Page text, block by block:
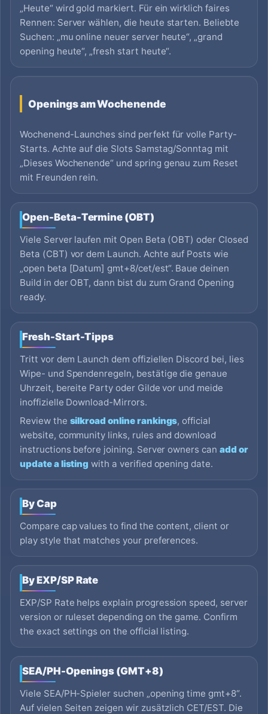
„Heute“ wird gold markiert. Für ein wirklich faires
Rennen: Server wählen, die heute starten. Beliebte
Suchen: „mu online neuer server heute“, „grand
opening heute“, „fresh start heute“.
Openings am Wochenende
Wochenend-Launches sind perfekt für volle Party-
Starts. Achte auf die Slots Samstag/Sonntag mit
„Dieses Wochenende“ und spring genau zum Reset
mit Freunden rein.
Open-Beta-Termine (OBT)
Viele Server laufen mit Open Beta (OBT) oder Closed
Beta (CBT) vor dem Launch. Achte auf Posts wie
„open beta [Datum] gmt+8/cet/est“. Baue deinen
Build in der OBT, dann bist du zum Grand Opening
ready.
Fresh-Start-Tipps
Tritt vor dem Launch dem offiziellen Discord bei, lies
Wipe- und Spendenregeln, bestätige die genaue
Uhrzeit, bereite Party oder Gilde vor und meide
inoffizielle Download-Mirrors.
Review the silkroad online rankings, official
website, community links, rules and download
instructions before joining. Server owners can add or
update a listing with a verified opening date.
By Cap
Compare cap values to find the content, client or
play style that matches your preferences.
By EXP/SP Rate
EXP/SP Rate helps explain progression speed, server
version or ruleset depending on the game. Confirm
the exact settings on the official listing.
SEA/PH-Openings (GMT+8)
Viele SEA/PH-Spieler suchen „opening time gmt+8“.
Auf vielen Seiten zeigen wir zusätzlich CET/EST. Die